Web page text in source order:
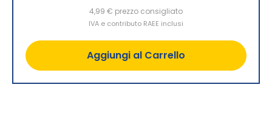
4,99 € prezzo consigliato
IVA e contributo RAEE inclusi
Aggiungi al Carrello